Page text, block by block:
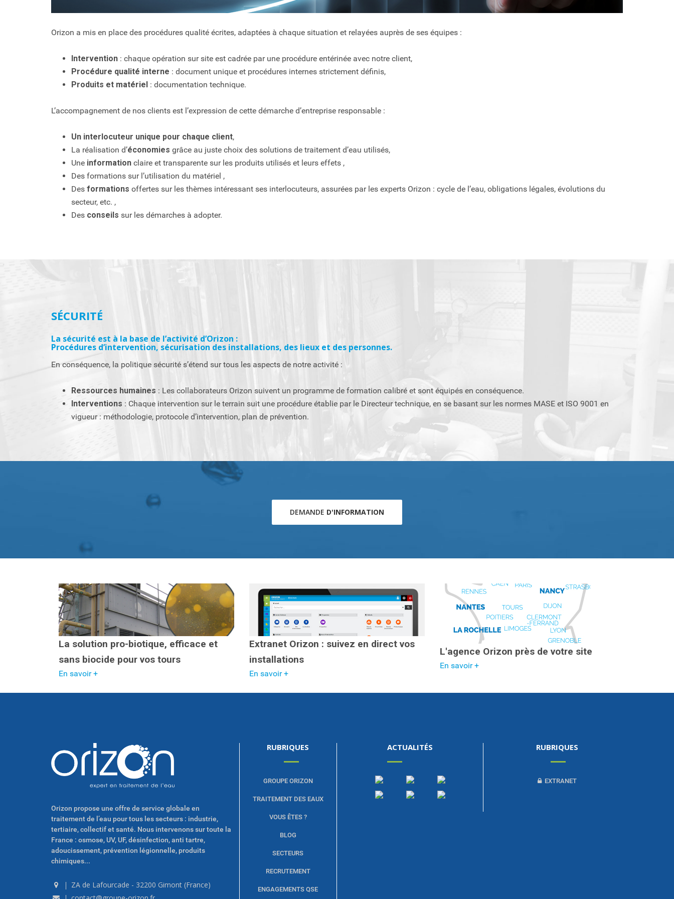
Orizon a mis en place des procédures qualité écrites, adaptées à chaque situation et relayées auprès de ses équipes :
Intervention : chaque opération sur site est cadrée par une procédure entérinée avec notre client,
Procédure qualité interne : document unique et procédures internes strictement définis,
Produits et matériel : documentation technique.
L’accompagnement de nos clients est l’expression de cette démarche d’entreprise responsable :
Un interlocuteur unique pour chaque client,
La réalisation d’économies grâce au juste choix des solutions de traitement d’eau utilisés,
Une information claire et transparente sur les produits utilisés et leurs effets ,
Des formations sur l’utilisation du matériel ,
Des formations offertes sur les thèmes intéressant ses interlocuteurs, assurées par les experts Orizon : cycle de l’eau, obligations légales, évolutions du
secteur, etc. ,
Des conseils sur les démarches à adopter.
SÉCURITÉ
La sécurité est à la base de l’activité d’Orizon :
Procédures d’intervention, sécurisation des installations, des lieux et des personnes.
En conséquence, la politique sécurité s’étend sur tous les aspects de notre activité :
Ressources humaines : Les collaborateurs Orizon suivent un programme de formation calibré et sont équipés en conséquence.
Interventions : Chaque intervention sur le terrain suit une procédure établie par le Directeur technique, en se basant sur les normes MASE et ISO 9001 en
vigueur : méthodologie, protocole d’intervention, plan de prévention.
DEMANDE D'INFORMATION
La solution pro-biotique, efficace et
sans biocide pour vos tours
En savoir +
Extranet Orizon : suivez en direct vos
installations
En savoir +
L'agence Orizon près de votre site
En savoir +
Orizon propose une offre de service globale en
traitement de l’eau pour tous les secteurs : industrie,
tertiaire, collectif et santé. Nous intervenons sur toute la
France : osmose, UV, UF, désinfection, anti tartre,
adoucissement, prévention légionnelle, produits
chimiques...
ZA de Lafourcade - 32200 Gimont (France)
RUBRIQUES
GROUPE ORIZON
TRAITEMENT DES EAUX
VOUS ÊTES ?
BLOG
SECTEURS
RECRUTEMENT
ENGAGEMENTS QSE
ACTUALITÉS RUBRIQUES
EXTRANET